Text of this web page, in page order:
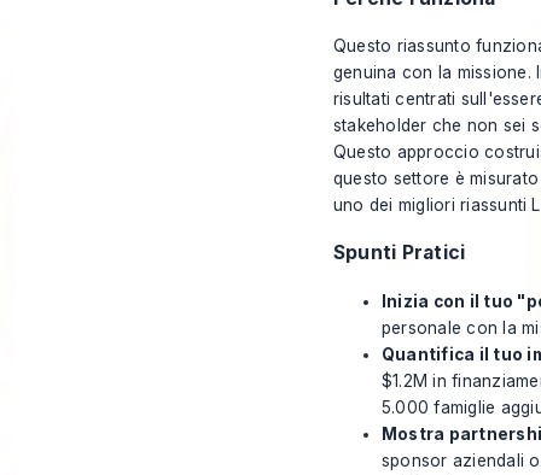
Questo riassunto
genuina con la missione.
risultati centrati
stakeholder che non sei
Questo approccio
questo settore è
uno dei migliori riassunti
Spunti Pratici
Inizia con il tuo
personale con la
Quantifica il tuo
$1.2M in
5.000 famiglie
Mostra
sponsor aziendali